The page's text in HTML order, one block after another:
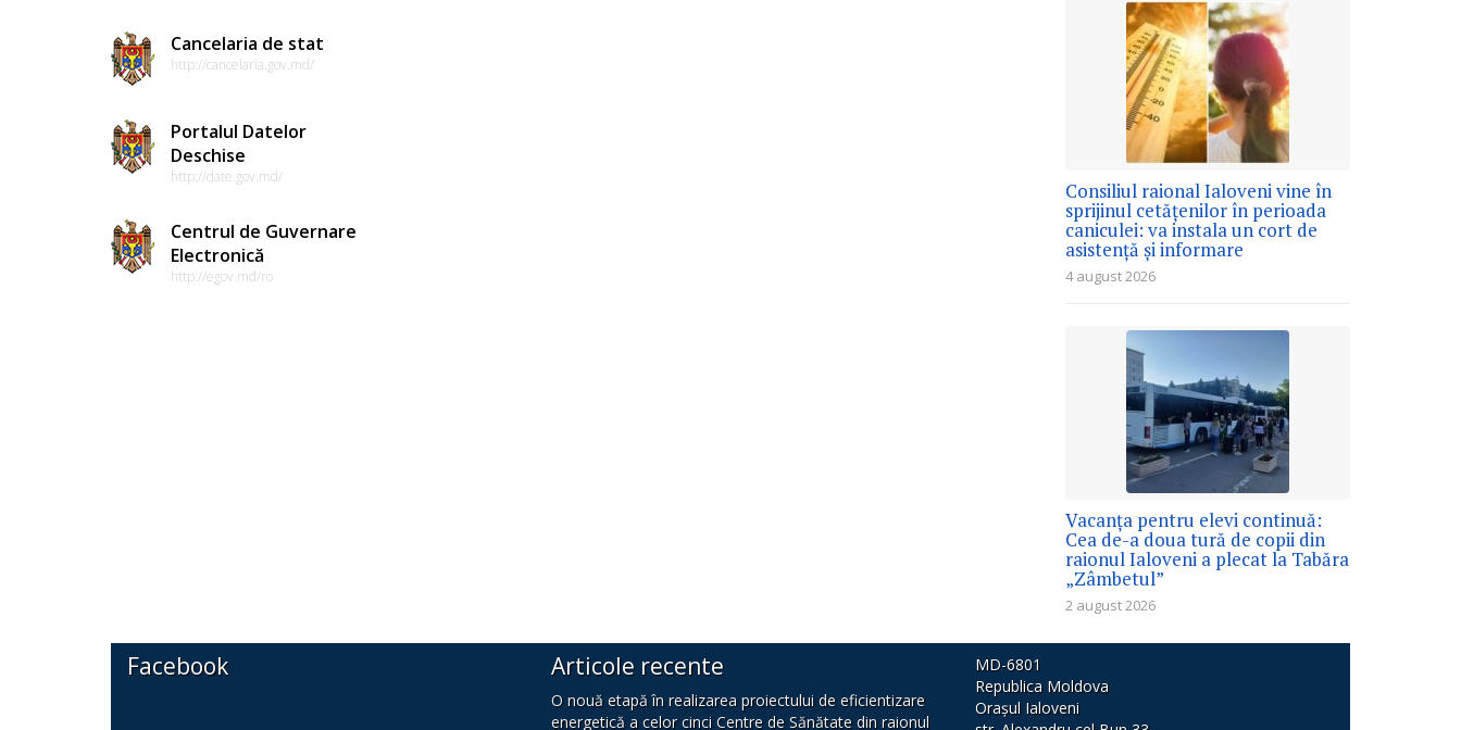
Cancelaria de stat
http://cancelaria.gov.md/
Portalul Datelor
Deschise
http://date.gov.md/
Centrul de Guvernare
Electronică
http://egov.md/ro
Consiliul raional Ialoveni vine în
sprijinul cetățenilor în perioada
caniculei: va instala un cort de
asistență și informare
4 august 2026
Vacanța pentru elevi continuă:
Cea de-a doua tură de copii din
raionul Ialoveni a plecat la Tabăra
„Zâmbetul”
2 august 2026
Facebook Articole recente
O nouă etapă în realizarea proiectului de eficientizare
energetică a celor cinci Centre de Sănătate din raionul
MD-6801
Republica Moldova
Orașul Ialoveni